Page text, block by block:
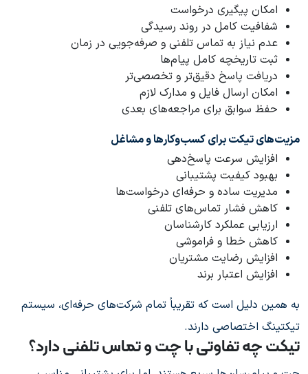
امکان پیگیری درخواست
شفافیت کامل در روند رسیدگی
عدم نیاز به تماس تلفنی و صرفه‌جویی در زمان
ثبت تاریخچه کامل پیام‌ها
دریافت پاسخ دقیق‌تر و تخصصی‌تر
امکان ارسال فایل و مدارک لازم
حفظ سوابق برای مراجعه‌های بعدی
مزیت‌های تیکت برای کسب‌وکارها و مشاغل
افزایش سرعت پاسخ‌دهی
بهبود کیفیت پشتیبانی
مدیریت ساده و حرفه‌ای درخواست‌ها
کاهش فشار تماس‌های تلفنی
ارزیابی عملکرد کارشناسان
کاهش خطا و فراموشی
افزایش رضایت مشتریان
افزایش اعتبار برند
به همین دلیل است که تقریباً تمام شرکت‌های حرفه‌ای، سیستم
تیکتینگ اختصاصی دارند.
تیکت چه تفاوتی با چت و تماس تلفنی دارد؟